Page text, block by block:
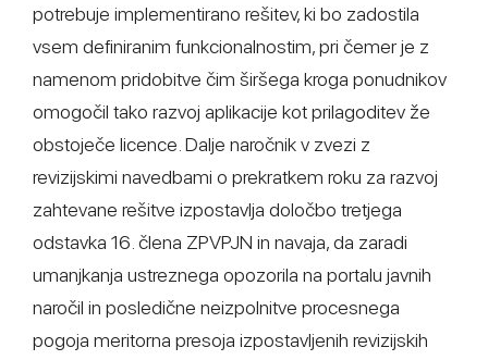
potrebuje implementirano rešitev, ki bo zadostila
vsem definiranim funkcionalnostim, pri čemer je z
namenom pridobitve čim širšega kroga ponudnikov
omogočil tako razvoj aplikacije kot prilagoditev že
obstoječe licence. Dalje naročnik v zvezi z
revizijskimi navedbami o prekratkem roku za razvoj
zahtevane rešitve izpostavlja določbo tretjega
odstavka 16. člena ZPVPJN in navaja, da zaradi
umanjkanja ustreznega opozorila na portalu javnih
naročil in posledične neizpolnitve procesnega
pogoja meritorna presoja izpostavljenih revizijskih